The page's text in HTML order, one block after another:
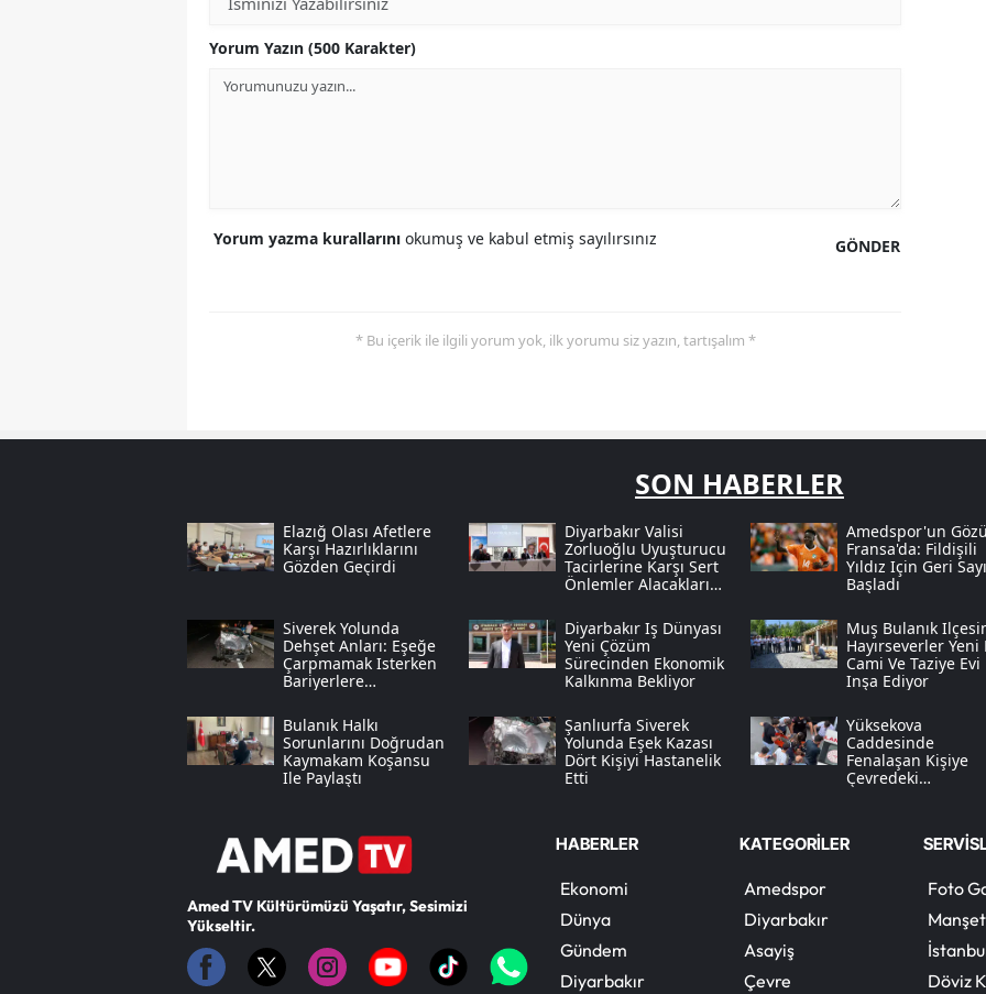
Yorum Yazın (500 Karakter)
GÖNDER
Yorum yazma kurallarını okumuş ve kabul etmiş sayılırsınız
* Bu içerik ile ilgili yorum yok, ilk yorumu siz yazın, tartışalım *
SON HABERLER
Elazığ Olası Afetlere
Karşı Hazırlıklarını
Gözden Geçirdi
Diyarbakır Valisi
Zorluoğlu Uyuşturucu
Tacirlerine Karşı Sert
Önlemler Alacaklarını
Amedspor'un Gözü
Fransa'da: Fildişili
Yıldız Için Geri
Başladı
Siverek Yolunda
Dehşet Anları: Eşeğe
Çarpmamak Isterken
Bariyerlere
Diyarbakır Iş Dünyası
Yeni Çözüm
Sürecinden Ekonomik
Kalkınma Bekliyor
Muş Bulanık
Hayırseverler Yeni
Cami Ve Taziye Evi
Inşa Ediyor
Bulanık Halkı
Sorunlarını Doğrudan
Kaymakam Koşansu
Ile Paylaştı
Şanlıurfa Siverek
Yolunda Eşek Kazası
Dört Kişiyi Hastanelik
Etti
Yüksekova
Caddesinde
Fenalaşan Kişiye
Çevredeki
Amed TV Kültürümüzü Yaşatır, Sesimizi
Yükseltir.
HABERLER
Ekonomi
Dünya
Gündem
Diyarbakır
KATEGORİLER
Amedspor
Diyarbakır
Asayiş
Çevre
Foto
Döviz